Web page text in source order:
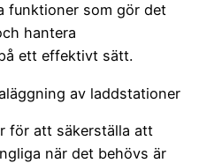
funktioner som gör det
hantera
ett effektivt sätt.
av laddstationer
för att säkerställa att
när det behövs är